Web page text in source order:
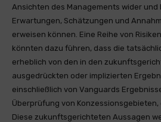
Ansichten des Managements wider
Erwartungen, Schätzungen und
erweisen können. Eine Reihe von
könnten dazu führen, dass die
erheblich von den in den
ausgedrückten oder implizierten
einschließlich von Vanguards
Überprüfung von
Diese zukunftsgerichteten Aussagen